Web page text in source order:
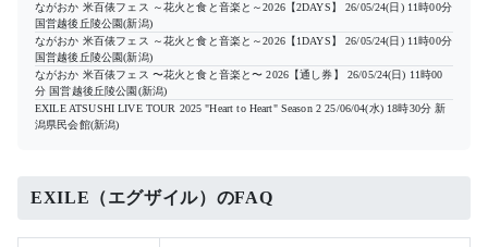
ながおか 米百俵フェス ～花火と食と音楽と～2026【2DAYS】
26/05/24(日) 11時00分
国営越後丘陵公園(新潟)
ながおか 米百俵フェス ～花火と食と音楽と～2026【1DAYS】
26/05/24(日) 11時00分
国営越後丘陵公園(新潟)
ながおか 米百俵フェス 〜花火と食と音楽と〜 2026【通し券】
26/05/24(日) 11時00
分 国営越後丘陵公園(新潟)
EXILE ATSUSHI LIVE TOUR 2025 "Heart to Heart" Season 2 25/06/04(水) 18時30分 新
潟県民会館(新潟)
EXILE（エグザイル）のFAQ